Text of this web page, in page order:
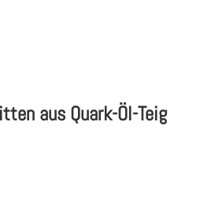
aus Quark-Öl-Teig